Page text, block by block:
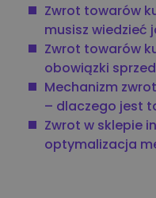
Zwrot towarów
musisz wiedzieć
Zwrot towarów
obowiązki
Mechanizm
– dlaczego jest
Zwrot w sklepie
optymalizacja